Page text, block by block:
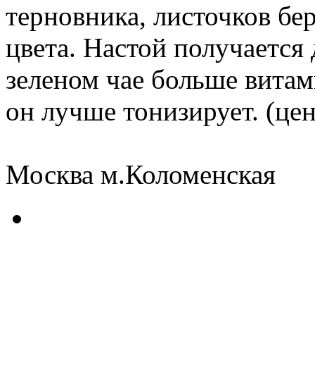
терновника, листочков
цвета. Настой
зеленом чае больше
он лучше тонизирует.
Москва м.Коломенская